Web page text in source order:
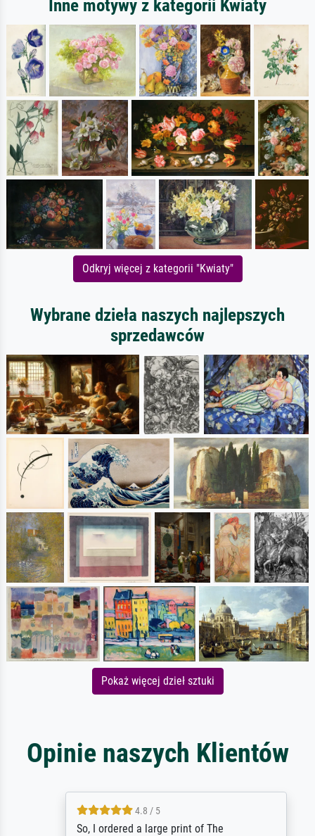
Inne motywy z kategorii Kwiaty
Odkryj więcej z kategorii "Kwiaty"
Wybrane dzieła naszych najlepszych
sprzedawców
Pokaż więcej dzieł sztuki
Opinie naszych Klientów
4.8 / 5
So, I ordered a large print of The